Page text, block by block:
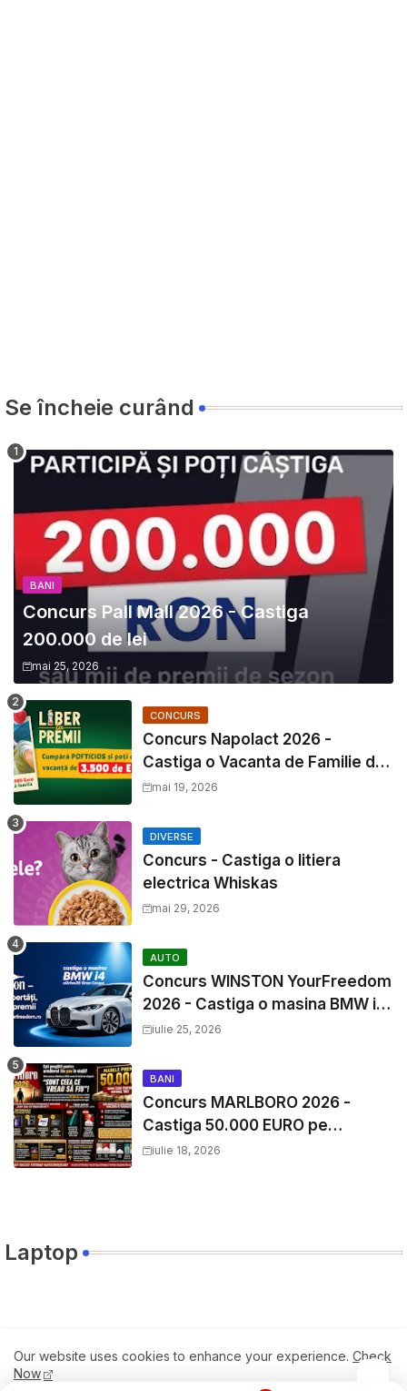
Se încheie curând
BANI
Concurs Pall Mall 2026 - Castiga
200.000 de lei
mai 25, 2026
CONCURS
Concurs Napolact 2026 -
Castiga o Vacanta de Familie de
3500 Euro
mai 19, 2026
DIVERSE
Concurs - Castiga o litiera
electrica Whiskas
mai 29, 2026
AUTO
Concurs WINSTON YourFreedom
2026 - Castiga o masina BMW i4
si mii de premii cash
iulie 25, 2026
BANI
Concurs MARLBORO 2026 -
Castiga 50.000 EURO pe
YourDecision.ro
iulie 18, 2026
Laptop
Our website uses cookies to enhance your experience. Check
Now